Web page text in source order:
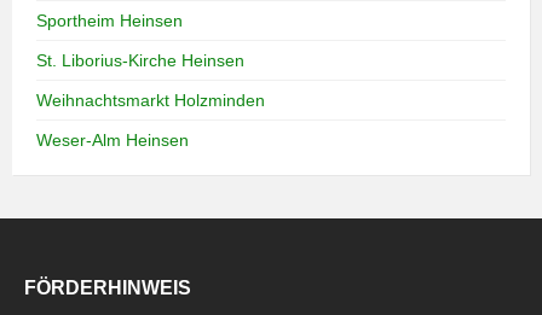
Sportheim Heinsen
St. Liborius-Kirche Heinsen
Weihnachtsmarkt Holzminden
Weser-Alm Heinsen
FÖRDERHINWEIS